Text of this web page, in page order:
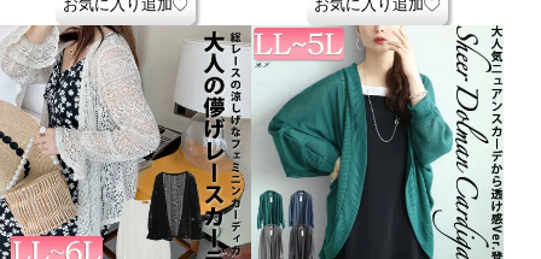
お気に入り追加 お気に入り追加